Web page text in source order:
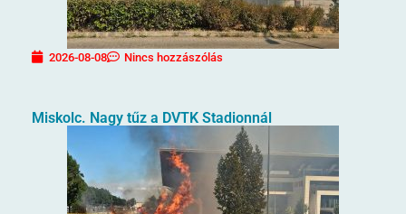
2026-08-08 Nincs hozzászólás
Miskolc. Nagy tűz a DVTK Stadionnál